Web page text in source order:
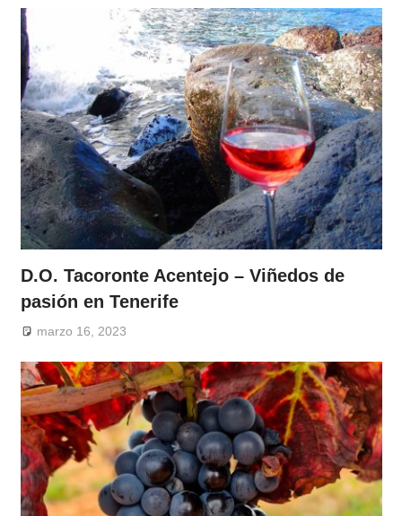
D.O. Tacoronte Acentejo – Viñedos de
pasión en Tenerife
marzo 16, 2023